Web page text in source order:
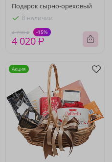
Подарок сырно-ореховый
В наличии
4 730 ₽ -15%
4 020 ₽
Акция